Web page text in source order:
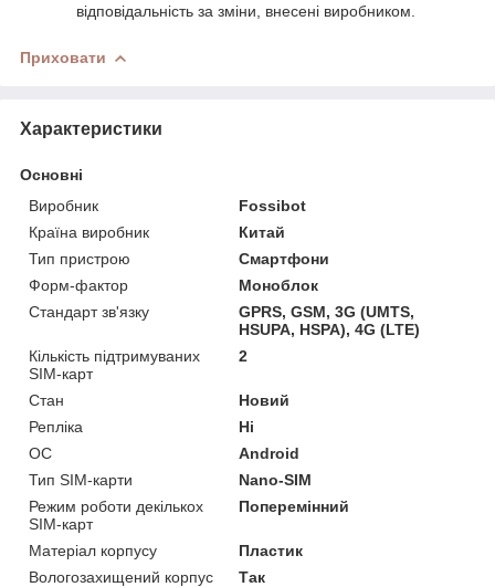
відповідальність за зміни, внесені виробником.
Приховати
Характеристики
Основні
Виробник
Fossibot
Країна виробник
Китай
Тип пристрою
Смартфони
Форм-фактор
Моноблок
Стандарт зв'язку
GPRS, GSM, 3G (UMTS,
HSUPA, HSPA), 4G (LTE)
Кількість підтримуваних
SIM-карт
2
Стан
Новий
Репліка
Ні
ОС
Android
Тип SIM-карти
Nano-SIM
Режим роботи декількох
SIM-карт
Поперемінний
Матеріал корпусу
Пластик
Вологозахищений корпус
Так